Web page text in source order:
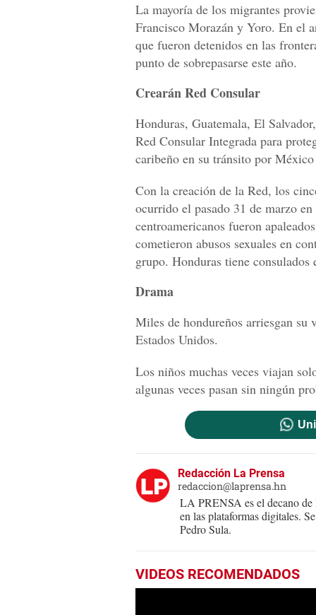
La mayoría de los migrantes
Francisco Morazán y Yoro. En el
que fueron detenidos en las
punto de sobrepasarse este año.
Crearán Red Consular
Honduras, Guatemala, El
Red Consular Integrada para
caribeño en su tránsito por
Con la creación de la Red, los
ocurrido el pasado 31 de marzo
centroamericanos fueron
cometieron abusos sexuales en
grupo. Honduras tiene
Drama
Miles de hondureños arriesgan su
Estados Unidos.
Los niños muchas veces viajan
algunas veces pasan sin ningún
Redacción La Prensa
redaccion@laprensa.hn
LA PRENSA es el decano de
en las plataformas digitales.
Pedro Sula.
VIDEOS RECOMENDADOS